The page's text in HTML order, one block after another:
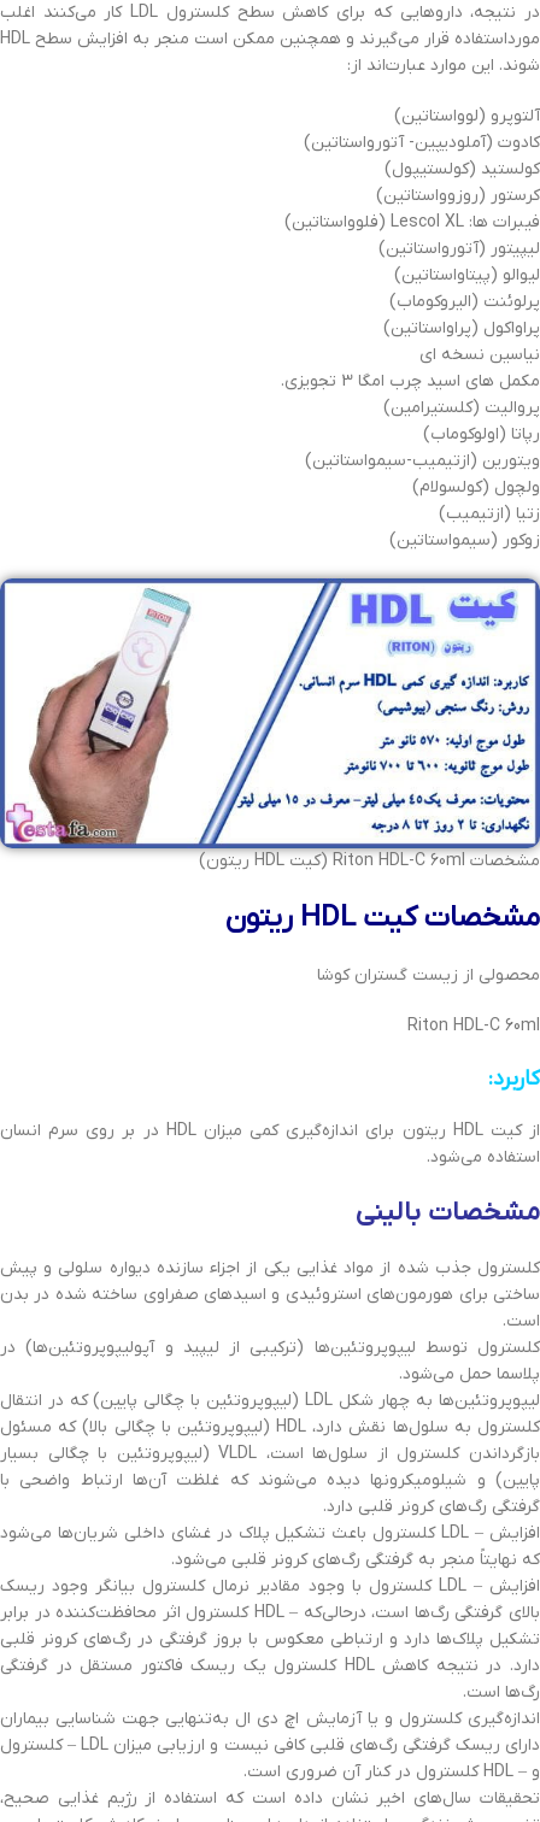
در نتیجه، داروهایی که برای کاهش سطح کلسترول LDL کار می‌کنند اغلب
مورداستفاده قرار می‌گیرند و همچنین ممکن است منجر به افزایش سطح HDL
شوند. این موارد عبارت‌اند از:
آلتوپرو (لوواستاتین)
کادوت (آملودیپین- آتورواستاتین)
کولستید (کولستیپول)
کرستور (روزوواستاتین)
فیبرات ها: Lescol XL (فلوواستاتین)
لیپیتور (آتورواستاتین)
لیوالو (پیتاواستاتین)
پرلوئنت (الیروکوماب)
پراواکول (پراواستاتین)
نیاسین نسخه ای
مکمل های اسید چرب امگا 3 تجویزی.
پروالیت (کلستیرامین)
رپاتا (اولوکوماب)
ویتورین (ازتیمیب-سیمواستاتین)
ولچول (کولسولام)
زتیا (ازتیمیب)
زوکور (سیمواستاتین)
مشخصات Riton HDL-C 60ml (کیت HDL ریتون)
مشخصات کیت HDL ریتون
محصولی از زیست گستران کوشا
Riton HDL-C 60ml
کاربرد:
از کیت HDL ریتون برای‌ اندازه‌گیری کمی‌ میزان HDL در بر روی‌ سرم انسان
استفاده می‌شود.
مشخصات بالینی
کلسترول جذب شده از مواد غذایی‌ یکی‌ از اجزاء سازنده دیواره سلولی‌ و پیش‌
ساختی‌ برای‌ هورمون‌های استروئیدی‌ و اسیدهای صفراوی‌ ساخته‌ شده در بدن
است‌.
کلسترول توسط‌ لیپوپروتئین‌ها (ترکیبی‌ از لیپید و آپولیپوپروتئین‌ها) در
پلاسما حمل‌ می‌شود.
لیپوپروتئین‌ها به‌ چهار شکل‌ LDL (لیپوپروتئین‌ با چگالی‌ پایین‌) که‌ در انتقال
کلسترول به‌ سلول‌ها نقش‌ دارد، HDL (لیپوپروتئین‌ با چگالی‌ بالا) که‌ مسئول
بازگرداندن کلسترول از سلول‌ها است‌، VLDL (لیپوپروتئین‌ با چگالی‌ بسیار
پایین‌) و شیلومیکرونها دیده می‌شوند که‌ غلظت آن‌ها ارتباط واضحی‌ با
گرفتگی‌ رگ‌های کرونر قلبی‌ دارد.
افزایش‌ – LDL کلسترول باعث‌ تشکیل‌ پلاك در غشای‌ داخلی‌ شریان‌ها می‌شود
که‌ نهایتاً منجر به‌ گرفتگی‌ رگ‌های کرونر قلبی‌ می‌شود.
افزایش‌ – LDL کلسترول با وجود مقادیر نرمال کلسترول بیانگر وجود ریسک‌
بالای‌ گرفتگی‌ رگ‌ها است‌، درحالی‌که – HDL کلسترول اثر محافظت‌کننده در برابر
تشکیل‌ پلاک‌ها دارد و ارتباطی‌ معکوس با بروز گرفتگی‌ در رگ‌های کرونر قلبی‌
دارد. در نتیجه‌ کاهش‌ HDL کلسترول یک‌ ریسک‌ فاکتور مستقل‌ در گرفتگی‌
رگ‌ها است‌.
اندازه‌گیری کلسترول و یا آزمایش اچ دی ال به‌تنهایی جهت‌ شناسایی‌ بیماران
دارای‌ ریسک‌ گرفتگی‌ رگ‌های قلبی‌ کافی‌ نیست‌ و ارزیابی‌ میزان LDL – کلسترول
و – HDL کلسترول در کنار آن ضروری‌ است‌.
تحقیقات سال‌های اخیر نشان داده است‌ که‌ استفاده از رژیم‌ غذایی‌ صحیح‌،